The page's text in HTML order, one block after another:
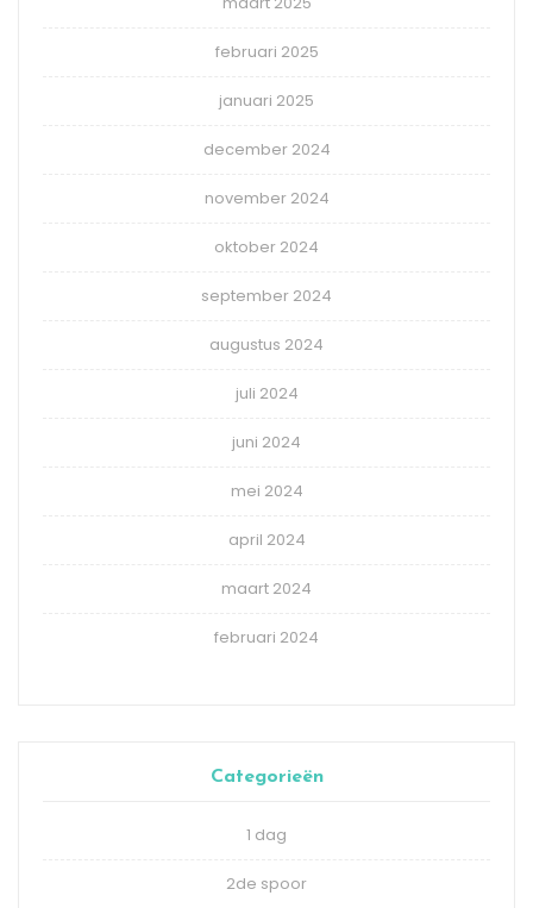
februari 2025
januari 2025
december 2024
november 2024
oktober 2024
september 2024
augustus 2024
juli 2024
juni 2024
mei 2024
april 2024
maart 2024
februari 2024
Categorieën
1 dag
2de spoor